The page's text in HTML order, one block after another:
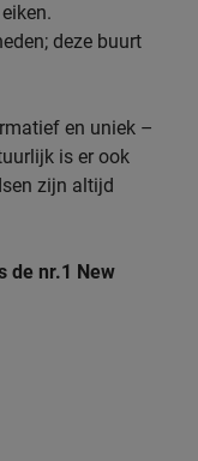
deze buurt
en uniek –
is er ook
zijn altijd
de nr.1 New